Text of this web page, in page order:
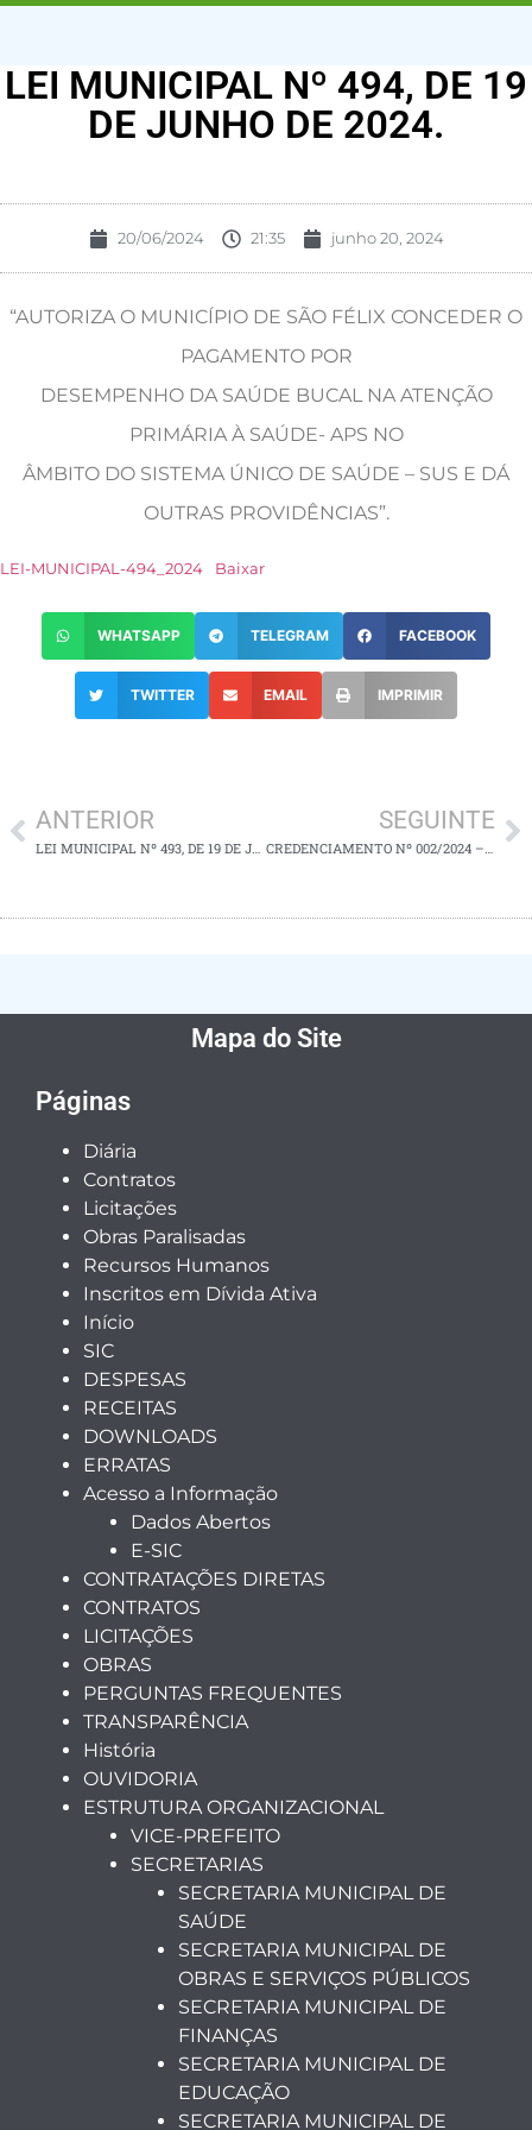
LEI MUNICIPAL Nº 494, DE 19
DE JUNHO DE 2024.
20/06/2024 21:35 junho 20, 2024
“AUTORIZA O MUNICÍPIO DE SÃO FÉLIX CONCEDER O
PAGAMENTO POR
DESEMPENHO DA SAÚDE BUCAL NA ATENÇÃO
PRIMÁRIA À SAÚDE- APS NO
ÂMBITO DO SISTEMA ÚNICO DE SAÚDE – SUS E DÁ
OUTRAS PROVIDÊNCIAS”.
LEI-MUNICIPAL-494_2024 Baixar
WHATSAPP TELEGRAM FACEBOOK
TWITTER EMAIL IMPRIMIR
ANTERIOR
LEI MUNICIPAL Nº 493, DE 19 DE JUNHO DE 2024.
SEGUINTE
CREDENCIAMENTO Nº 002/2024 – PROCESSO: 082/2024 – DESFILE DOIS DE JULHO
Mapa do Site
Páginas
Diária
Contratos
Licitações
Obras Paralisadas
Recursos Humanos
Inscritos em Dívida Ativa
Início
SIC
DESPESAS
RECEITAS
DOWNLOADS
ERRATAS
Acesso a Informação
Dados Abertos
E-SIC
CONTRATAÇÕES DIRETAS
CONTRATOS
LICITAÇÕES
OBRAS
PERGUNTAS FREQUENTES
TRANSPARÊNCIA
História
OUVIDORIA
ESTRUTURA ORGANIZACIONAL
VICE-PREFEITO
SECRETARIAS
SECRETARIA MUNICIPAL DE
SAÚDE
SECRETARIA MUNICIPAL DE
OBRAS E SERVIÇOS PÚBLICOS
SECRETARIA MUNICIPAL DE
FINANÇAS
SECRETARIA MUNICIPAL DE
EDUCAÇÃO
SECRETARIA MUNICIPAL DE